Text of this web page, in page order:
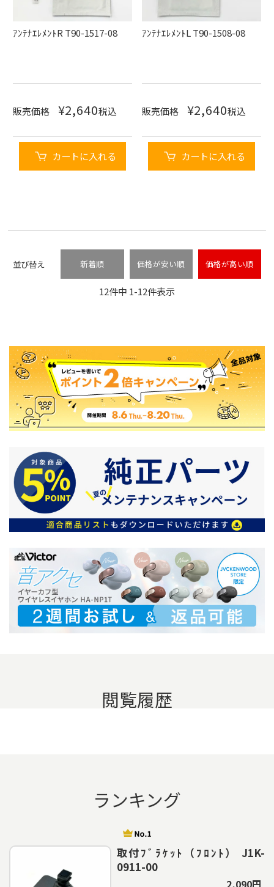
ｱﾝﾃﾅｴﾚﾒﾝﾄR T90-1517-08
販売価格 ¥2,640税込
カートに入れる
ｱﾝﾃﾅｴﾚﾒﾝﾄL T90-1508-08
販売価格 ¥2,640税込
カートに入れる
並び替え 新着順 価格が安い順 価格が高い順
12件中 1-12件表示
閲覧履歴
ランキング
取付ﾌﾞﾗｹｯﾄ（ﾌﾛﾝﾄ） J1K-
0911-00
2,090円